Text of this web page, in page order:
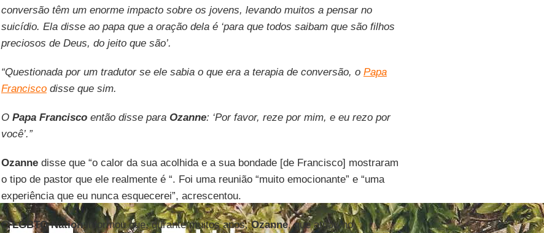
conversão têm um enorme impacto sobre os jovens, levando muitos a pensar no
suicídio. Ela disse ao papa que a oração dela é ‘para que todos saibam que são filhos
preciosos de Deus, do jeito que são’.
“Questionada por um tradutor se ele sabia o que era a terapia de conversão, o Papa
Franciscodisse que sim.
O Papa Franciscoentão disse para Ozanne: ‘Por favor, reze por mim, e eu rezo por
você’.”
Ozannedisse que “o calor da sua acolhida e a sua bondade [de Francisco] mostraram
o tipo de pastor que ele realmente é “. Foi uma reunião “muito emocionante” e “uma
experiência que eu nunca esquecerei”, acrescentou.
OLGBTQ Nationinformou que, durante muitos anos,Ozanne, que atuou no